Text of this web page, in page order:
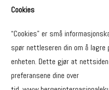
Cookies
“Cookies” er små
spør nettleseren din om å lagre
enheten. Dette gjør at
preferansene dine over